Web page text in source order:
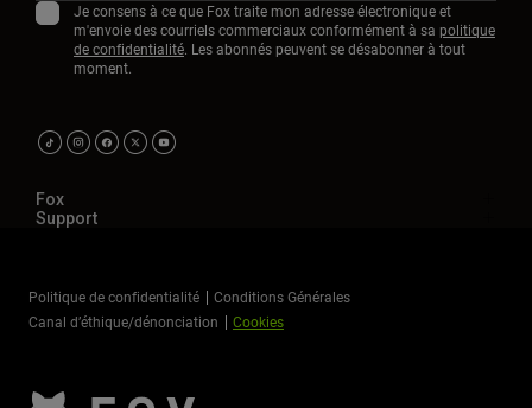
Je consens à ce que Fox traite mon adresse électronique et
m'envoie des courriels commerciaux conformément à sa politique
de confidentialité. Les abonnés peuvent se désabonner à tout
moment.
Fox
Support
Politique de confidentialité
Conditions Générales
Canal d’éthique/dénonciation
Cookies